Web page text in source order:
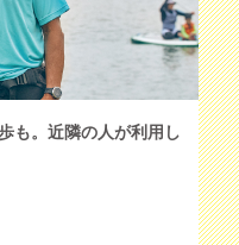
も。近隣の人が利用し